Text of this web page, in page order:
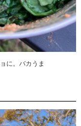
に。バカうま